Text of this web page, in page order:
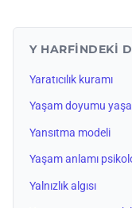
Y HARFINDEKI
Yaratıcılık kuramı
Yaşam doyumu
Yansıtma modeli
Yaşam anlamı
Yalnızlık algısı